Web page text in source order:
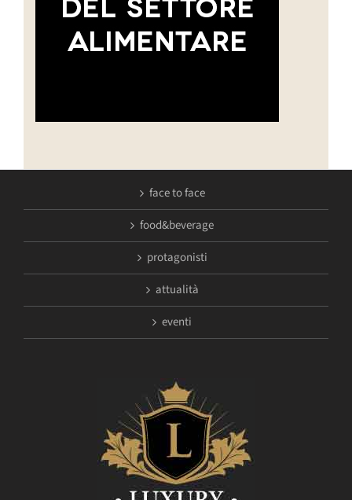
face to face
food&beverage
protagonisti
attualità
eventi